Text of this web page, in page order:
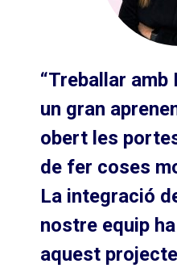
“Treballar
un gran
obert les
de fer coses
La integració
nostre equip
aquest